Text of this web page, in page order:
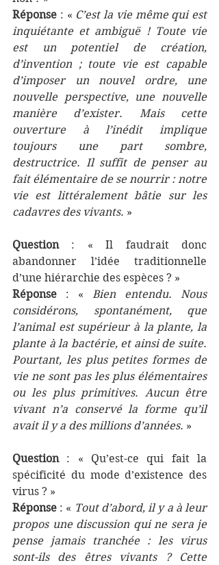
Réponse : « C’est la vie même qui est
inquiétante et ambiguë ! Toute vie
est un potentiel de création,
d’invention ; toute vie est capable
d’imposer un nouvel ordre, une
nouvelle perspective, une nouvelle
manière d’exister. Mais cette
ouverture à l’inédit implique
toujours une part sombre,
destructrice. Il suffit de penser au
fait élémentaire de se nourrir : notre
vie est littéralement bâtie sur les
cadavres des vivants. »
Question : « Il faudrait donc
abandonner l’idée traditionnelle
d’une hiérarchie des espèces ? »
Réponse : « Bien entendu. Nous
considérons, spontanément, que
l’animal est supérieur à la plante, la
plante à la bactérie, et ainsi de suite.
Pourtant, les plus petites formes de
vie ne sont pas les plus élémentaires
ou les plus primitives. Aucun être
vivant n’a conservé la forme qu’il
avait il y a des millions d’années. »
Question : « Qu’est-ce qui fait la
spécificité du mode d’existence des
virus ? »
Réponse : « Tout d’abord, il y a à leur
propos une discussion qui ne sera je
pense jamais tranchée : les virus
sont-ils des êtres vivants ? Cette